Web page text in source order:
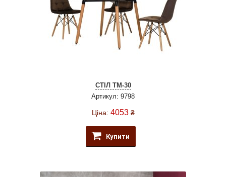
СТІЛ ТМ-30
Артикул: 9798
Ціна: 4053 ₴
Купити